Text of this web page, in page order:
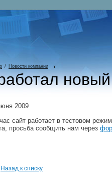
/ Новости компании
2009
сайт работает в тестовом
просьба сообщить нам через
Назад к списку